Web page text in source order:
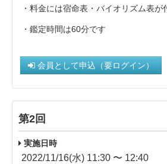
・料金には宿命表・バイオリズム表が
・鑑定時間は60分です
会員として申込（要ログイン）
第2回
実施日時
2022/11/16(水) 11:30 〜 12:40